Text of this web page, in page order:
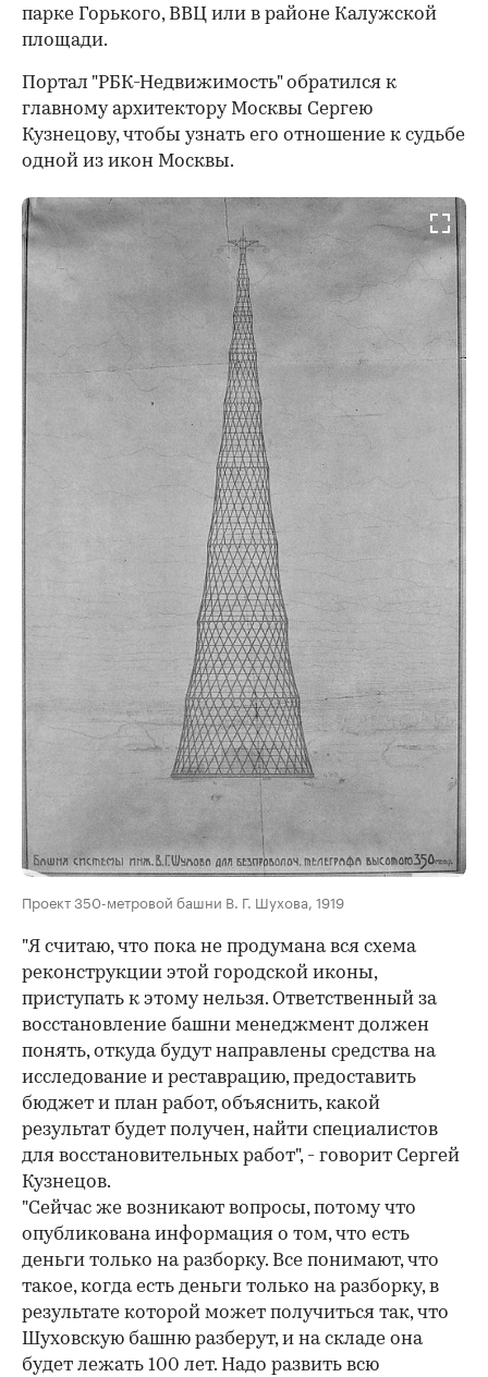
парке Горького, ВВЦ или в районе Калужской
площади.
Портал "РБК-Недвижимость" обратился к
главному архитектору Москвы Сергею
Кузнецову, чтобы узнать его отношение к судьбе
одной из икон Москвы.
Проект 350-метровой башни В. Г. Шухова, 1919
"Я считаю, что пока не продумана вся схема
реконструкции этой городской иконы,
приступать к этому нельзя. Ответственный за
восстановление башни менеджмент должен
понять, откуда будут направлены средства на
исследование и реставрацию, предоставить
бюджет и план работ, объяснить, какой
результат будет получен, найти специалистов
для восстановительных работ", - говорит Сергей
Кузнецов.
"Сейчас же возникают вопросы, потому что
опубликована информация о том, что есть
деньги только на разборку. Все понимают, что
такое, когда есть деньги только на разборку, в
результате которой может получиться так, что
Шуховскую башню разберут, и на складе она
будет лежать 100 лет. Надо развить всю